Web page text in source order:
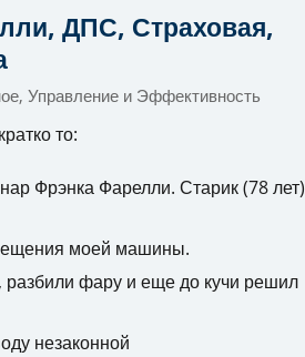
ДПС, Страховая,
, Управление и Эффективность
то:
Фрэнка Фарелли. Старик (78 лет)
моей машины.
разбили фару и еще до кучи решил
незаконной